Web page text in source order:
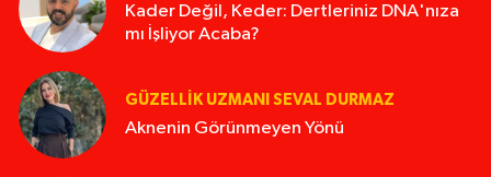
Kader Değil, Keder: Dertleriniz DNA'nıza
mı İşliyor Acaba?
GÜZELLIK UZMANI SEVAL DURMAZ
Aknenin Görünmeyen Yönü